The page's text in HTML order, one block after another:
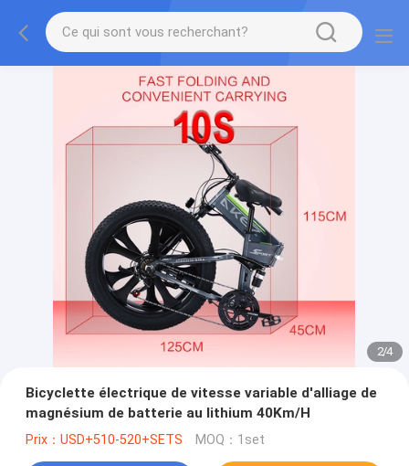
2/4
Bicyclette électrique de vitesse variable d'alliage de
magnésium de batterie au lithium 40Km/H
Prix：USD+510-520+SETS MOQ：1set